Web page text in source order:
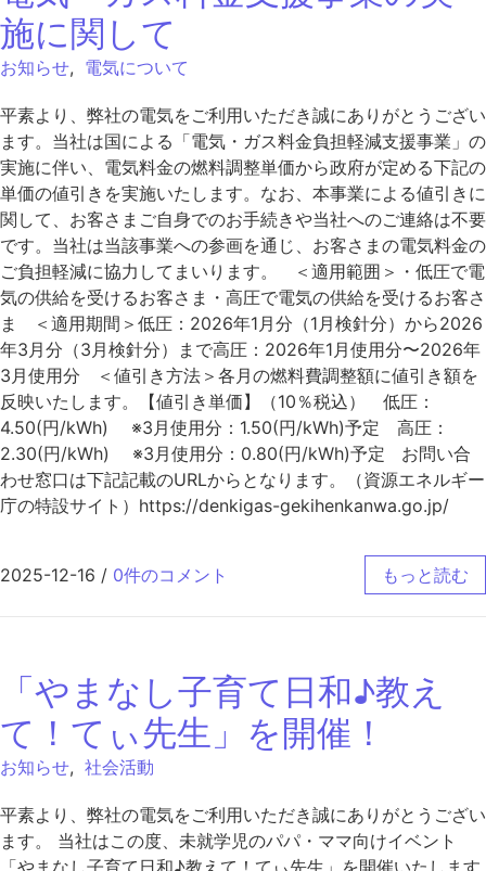
施に関して
お知らせ, 電気について
平素より、弊社の電気をご利用いただき誠にありがとうござい
ます。当社は国による「電気・ガス料金負担軽減支援事業」の
実施に伴い、電気料金の燃料調整単価から政府が定める下記の
単価の値引きを実施いたします。なお、本事業による値引きに
関して、お客さまご自身でのお手続きや当社へのご連絡は不要
です。当社は当該事業への参画を通じ、お客さまの電気料金の
ご負担軽減に協力してまいります。 ＜適用範囲＞・低圧で電
気の供給を受けるお客さま・高圧で電気の供給を受けるお客さ
ま ＜適用期間＞低圧：2026年1月分（1月検針分）から2026
年3月分（3月検針分）まで高圧：2026年1月使用分〜2026年
3月使用分 ＜値引き方法＞各月の燃料費調整額に値引き額を
反映いたします。【値引き単価】（10％税込） 低圧：
4.50(円/kWh) ※3月使用分：1.50(円/kWh)予定 高圧：
2.30(円/kWh) ※3月使用分：0.80(円/kWh)予定 お問い合
わせ窓口は下記記載のURLからとなります。（資源エネルギー
庁の特設サイト）https://denkigas-gekihenkanwa.go.jp/
2025-12-16 / 0件のコメント もっと読む
「やまなし子育て日和♪教え
て！てぃ先生」を開催！
お知らせ, 社会活動
平素より、弊社の電気をご利用いただき誠にありがとうござい
ます。 当社はこの度、未就学児のパパ・ママ向けイベント
「やまなし子育て日和♪教えて！てぃ先生」を開催いたします